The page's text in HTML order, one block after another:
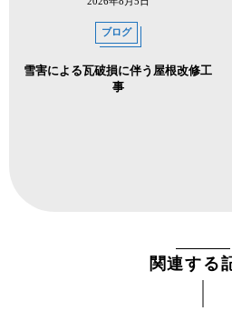
ブログ
雪害による瓦破損に伴う屋根改修工
事
関連する